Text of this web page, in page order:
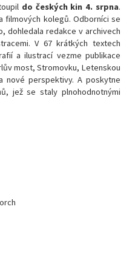
do českých kin 4. srpna.
filmových kolegů. Odborníci se
dohledala redakce v archivech
V 67 krátkých textech
a ilustrací vezme publikace
most, Stromovku, Letenskou
nové perspektivy. A poskytne
jež se staly plnohodnotnými